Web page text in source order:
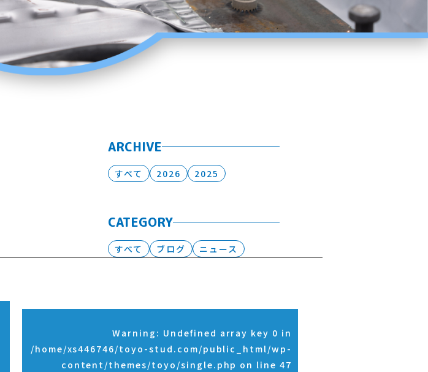
ARCHIVE
すべて 2026 2025
CATEGORY
すべて ブログ ニュース
Warning : Undefined array key 0 in
/home/xs446746/toyo-stud.com/public_html/wp-
content/themes/toyo/single.php on line47